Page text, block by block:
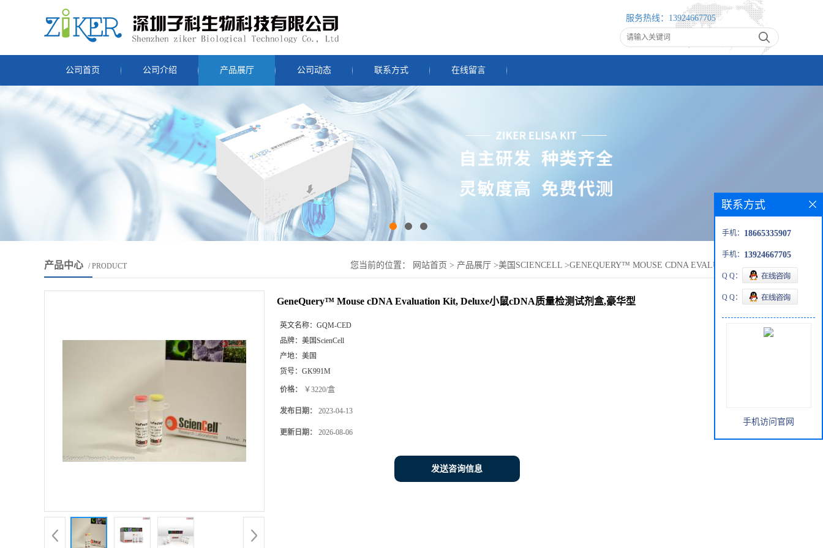
服务热线： 13924667705
公司首页 公司介绍 产品展厅 公司动态 联系方式 在线留言
产品中心 / PRODUCT 您当前的位置： 网站首页 > 产品展厅 >美国SCIENCELL >GENEQUERY™ MOUSE CDNA EVALUATION KIT,
GeneQuery™ Mouse cDNA Evaluation Kit, Deluxe小鼠cDNA质量检测试剂盒,豪华型
英文名称： GQM-CED
品牌： 美国ScienCell
产地： 美国
货号： GK991M
价格： ￥3220/盒
发布日期： 2023-04-13
更新日期： 2026-08-06
发送咨询信息
联系方式
手机： 18665335907
手机： 13924667705
Q Q：
Q Q：
手机访问官网